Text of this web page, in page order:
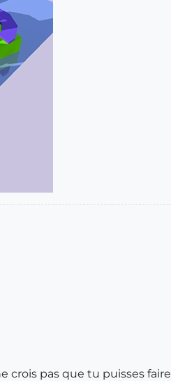
crois pas que tu puisses faire